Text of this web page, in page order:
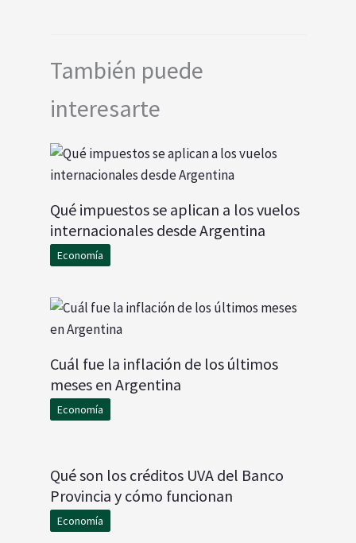
También puede
interesarte
Qué impuestos se aplican a los vuelos
internacionales desde Argentina
Economía
Cuál fue la inflación de los últimos
meses en Argentina
Economía
Qué son los créditos UVA del Banco
Provincia y cómo funcionan
Economía